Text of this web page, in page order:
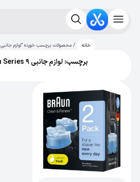
خانه / محصولات برچسب خورده “لوازم جانبی Braun Series 9”
برچسب: لوازم جانبی Braun Series 9